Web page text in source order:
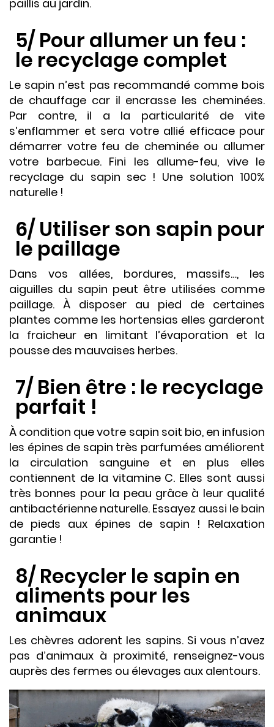
paillis au jardin.
5/ Pour allumer un feu :
le recyclage complet
Le sapin n’est pas recommandé comme bois
de chauffage car il encrasse les cheminées.
Par contre, il a la particularité de vite
s’enflammer et sera votre allié efficace pour
démarrer votre feu de cheminée ou allumer
votre barbecue. Fini les allume-feu, vive le
recyclage du sapin sec ! Une solution 100%
naturelle !
6/ Utiliser son sapin pour
le paillage
Dans vos allées, bordures, massifs…, les
aiguilles du sapin peut être utilisées comme
paillage. À disposer au pied de certaines
plantes comme les hortensias elles garderont
la fraicheur en limitant l’évaporation et la
pousse des mauvaises herbes.
7/ Bien être : le recyclage
parfait !
À condition que votre sapin soit bio, en infusion
les épines de sapin très parfumées améliorent
la circulation sanguine et en plus elles
contiennent de la vitamine C. Elles sont aussi
très bonnes pour la peau grâce à leur qualité
antibactérienne naturelle. Essayez aussi le bain
de pieds aux épines de sapin ! Relaxation
garantie !
8/ Recycler le sapin en
aliments pour les
animaux
Les chèvres adorent les sapins. Si vous n’avez
pas d’animaux à proximité, renseignez-vous
auprès des fermes ou élevages aux alentours.